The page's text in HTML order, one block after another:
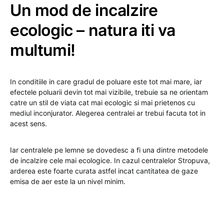
Un mod de incalzire
ecologic – natura iti va
multumi!
In conditiile in care gradul de poluare este tot mai mare, iar
efectele poluarii devin tot mai vizibile, trebuie sa ne orientam
catre un stil de viata cat mai ecologic si mai prietenos cu
mediul inconjurator. Alegerea centralei ar trebui facuta tot in
acest sens.
Iar centralele pe lemne se dovedesc a fi una dintre metodele
de incalzire cele mai ecologice. In cazul centralelor Stropuva,
arderea este foarte curata astfel incat cantitatea de gaze
emisa de aer este la un nivel minim.